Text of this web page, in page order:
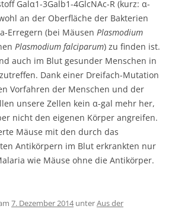
Galα1-3Galb1-4GlcNAc-R (kurz: α-
an der Oberfläche der Bakterien
Erregern (bei Mäusen Plasmodium
Plasmodium falciparum) zu finden ist.
auch im Blut gesunder Menschen in
Dank einer Dreifach-Mutation
Vorfahren der Menschen und der
unsere Zellen kein α-gal mehr her,
nicht den eigenen Körper angreifen.
Mäuse mit den durch das
Antikörpern im Blut erkrankten nur
wie Mäuse ohne die Antikörper.
7. Dezember 2014unterAus der